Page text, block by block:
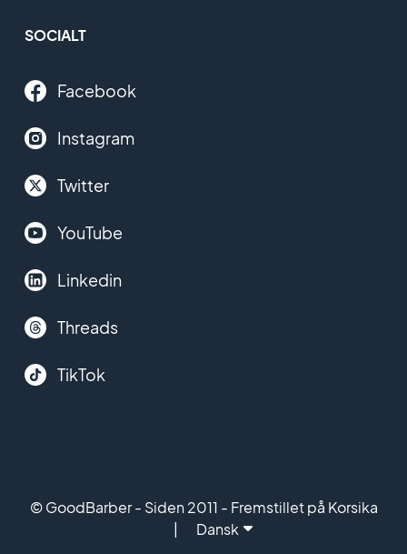
SOCIALT
Facebook
Instagram
Twitter
YouTube
Linkedin
Threads
TikTok
© GoodBarber - Siden 2011 - Fremstillet på Korsika
Dansk